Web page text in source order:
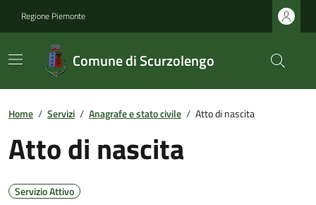
Regione Piemonte
Comune di Scurzolengo
Home / Servizi / Anagrafe e stato civile / Atto di nascita
Atto di nascita
Servizio Attivo